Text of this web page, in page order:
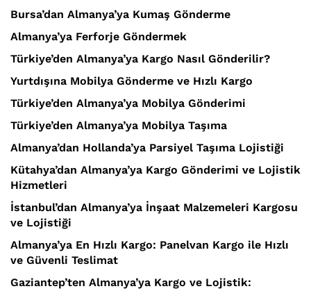
Bursa’dan Almanya’ya Kumaş Gönderme
Almanya’ya Ferforje Göndermek
Türkiye’den Almanya’ya Kargo Nasıl Gönderilir?
Yurtdışına Mobilya Gönderme ve Hızlı Kargo
Türkiye’den Almanya’ya Mobilya Gönderimi
Türkiye’den Almanya’ya Mobilya Taşıma
Almanya’dan Hollanda’ya Parsiyel Taşıma Lojistiği
Kütahya’dan Almanya’ya Kargo Gönderimi ve Lojistik
Hizmetleri
İstanbul’dan Almanya’ya İnşaat Malzemeleri Kargosu
ve Lojistiği
Almanya’ya En Hızlı Kargo: Panelvan Kargo ile Hızlı
ve Güvenli Teslimat
Gaziantep’ten Almanya’ya Kargo ve Lojistik: